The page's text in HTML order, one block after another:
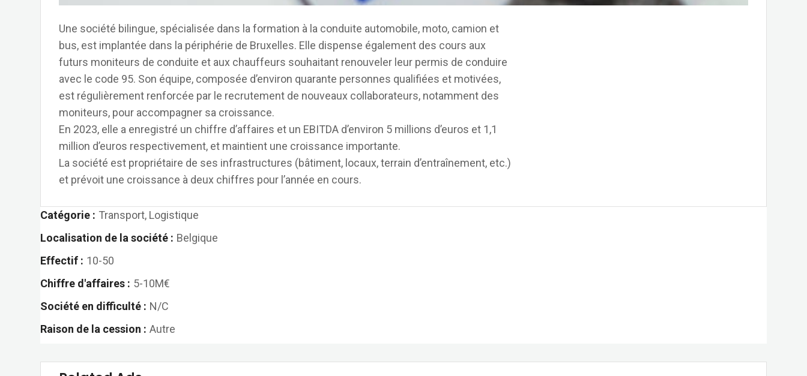
Une société bilingue, spécialisée dans la formation à la conduite automobile, moto, camion et
bus, est implantée dans la périphérie de Bruxelles. Elle dispense également des cours aux
futurs moniteurs de conduite et aux chauffeurs souhaitant renouveler leur permis de conduire
avec le code 95. Son équipe, composée d’environ quarante personnes qualifiées et motivées,
est régulièrement renforcée par le recrutement de nouveaux collaborateurs, notamment des
moniteurs, pour accompagner sa croissance.
En 2023, elle a enregistré un chiffre d’affaires et un EBITDA d’environ 5 millions d’euros et 1,1
million d’euros respectivement, et maintient une croissance importante.
La société est propriétaire de ses infrastructures (bâtiment, locaux, terrain d’entraînement, etc.)
et prévoit une croissance à deux chiffres pour l’année en cours.
Catégorie : Transport, Logistique
Localisation de la société : Belgique
Effectif : 10-50
Chiffre d'affaires : 5-10M€
Société en difficulté : N/C
Raison de la cession : Autre